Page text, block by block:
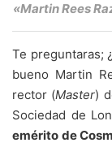
«Martin Rees
Te preguntaras;
bueno Martin
rector (Master)
Sociedad de
emérito de